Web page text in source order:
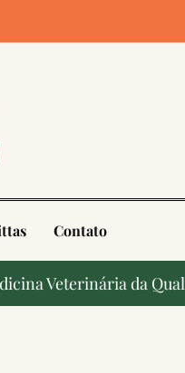
Contato
Veterinária da